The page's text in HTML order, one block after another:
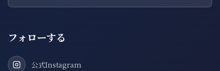
フォローする
公式Instagram